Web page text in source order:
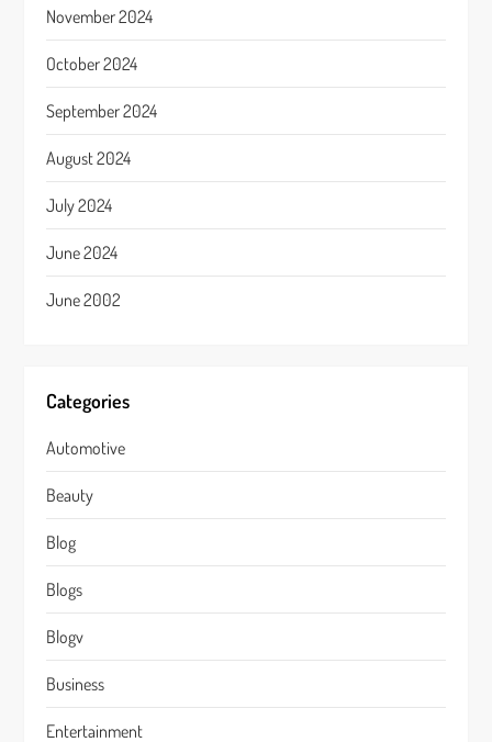
November 2024
October 2024
September 2024
August 2024
July 2024
June 2024
June 2002
Categories
Automotive
Beauty
Blog
Blogs
Blogv
Business
Entertainment